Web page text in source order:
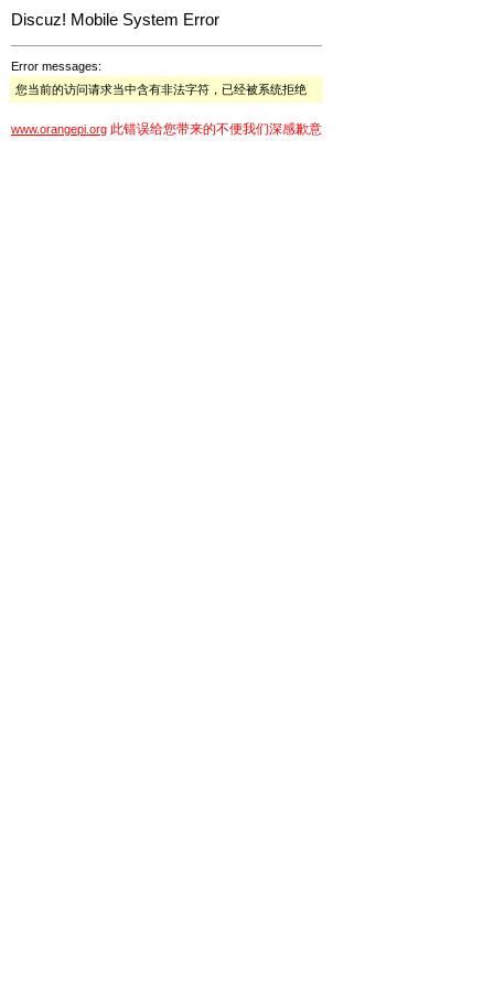
Discuz! Mobile System Error
Error messages:
您当前的访问请求当中含有非法字符，已经被系统拒绝
www.orangepi.org 此错误给您带来的不便我们深感歉意